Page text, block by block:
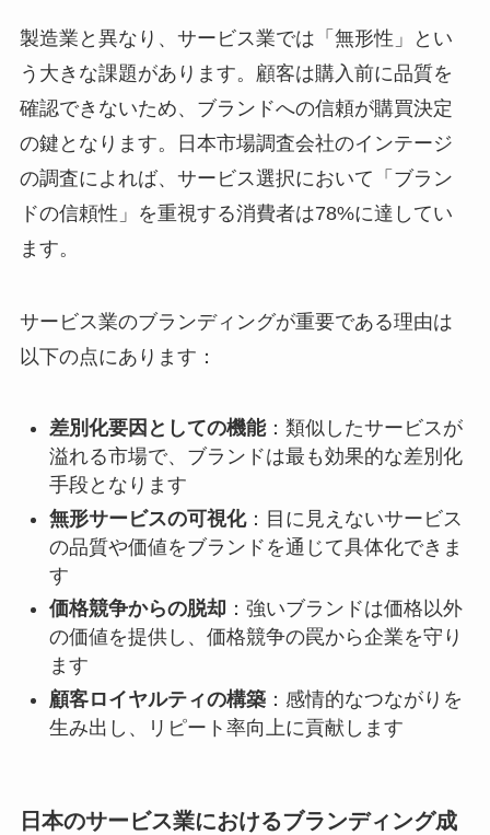
製造業と異なり、サービス業では「無形性」とい
う大きな課題があります。顧客は購入前に品質を
確認できないため、ブランドへの信頼が購買決定
の鍵となります。日本市場調査会社のインテージ
の調査によれば、サービス選択において「ブラン
ドの信頼性」を重視する消費者は78%に達してい
ます。
サービス業のブランディングが重要である理由は
以下の点にあります：
差別化要因としての機能：類似したサービスが
溢れる市場で、ブランドは最も効果的な差別化
手段となります
無形サービスの可視化：目に見えないサービス
の品質や価値をブランドを通じて具体化できま
す
価格競争からの脱却 ：強いブランドは価格以外
の価値を提供し、価格競争の罠から企業を守り
ます
顧客ロイヤルティの構築：感情的なつながりを
生み出し、リピート率向上に貢献します
日本のサービス業におけるブランディング成